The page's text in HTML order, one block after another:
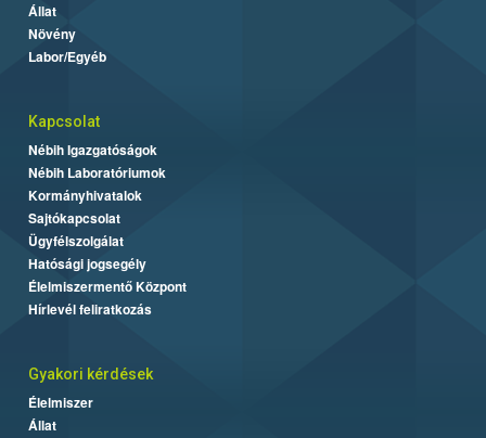
Állat
Növény
Labor/Egyéb
Kapcsolat
Nébih Igazgatóságok
Nébih Laboratóriumok
Kormányhivatalok
Sajtókapcsolat
Ügyfélszolgálat
Hatósági jogsegély
Élelmiszermentő Központ
Hírlevél feliratkozás
Gyakori kérdések
Élelmiszer
Állat